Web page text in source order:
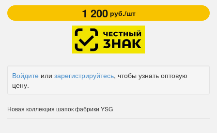
1 200руб./шт
Войдите или зарегистрируйтесь, чтобы узнать оптовую
цену.
Новая коллекция шапок фабрики YSG